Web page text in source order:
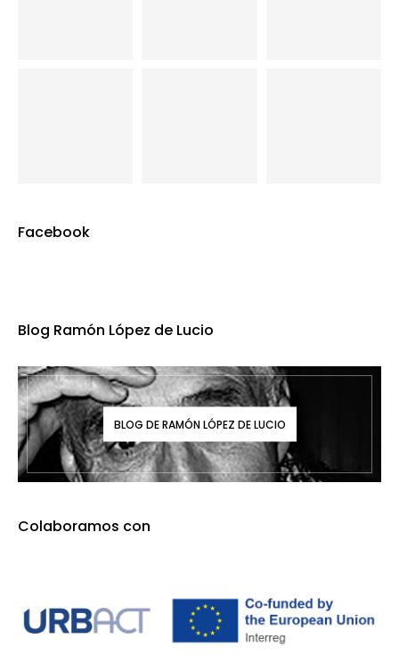
Facebook
Blog Ramón López de Lucio
BLOG DE RAMÓN LÓPEZ DE LUCIO
Colaboramos con